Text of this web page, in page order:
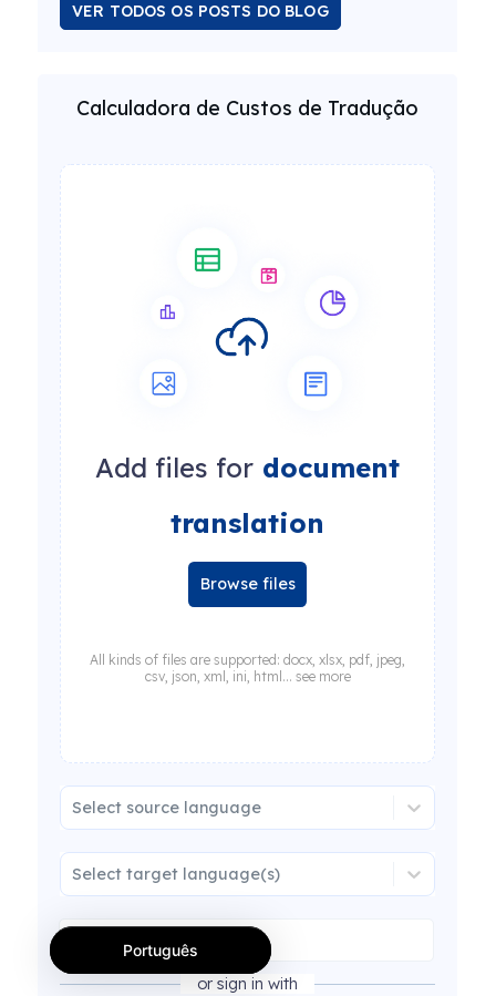
VER TODOS OS POSTS DO BLOG
Calculadora de Custos de Tradução
Add files for document
translation
Browse files
All kinds of files are supported: docx, xlsx, pdf, jpeg,
csv, json, xml, ini, html... see more
Select source language
Select target language(s)
or sign in with
Português